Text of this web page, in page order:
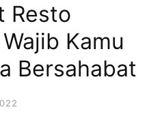
Resto
Kamu
Bersahabat